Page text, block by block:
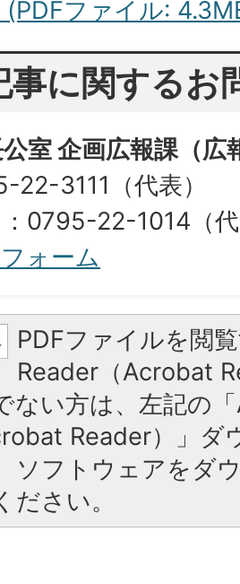
(PDFファイル:
事に関するお
室 企画広報課（広
22-3111（代表）
0795-22-1014（
ォーム
PDFファイルを閲
Reader（Acrobat
ない方は、左記の
Reader）」ダ
ソフトウェアをダ
ださい。